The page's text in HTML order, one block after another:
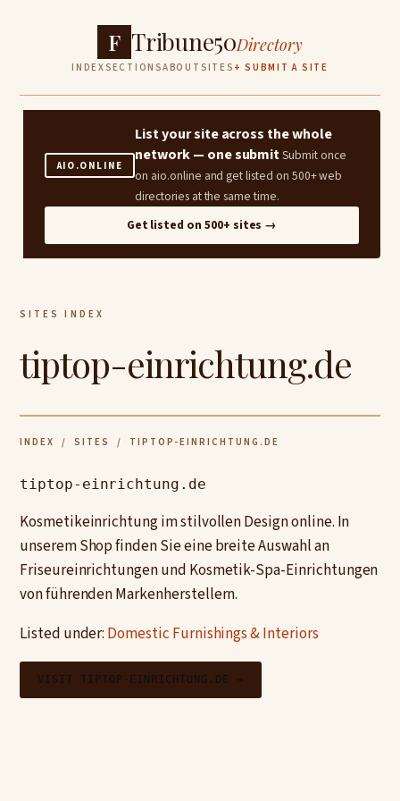
F Tribune50Directory
INDEXSECTIONSABOUT SITES + SUBMIT A SITE
AIO.ONLINE
List your site across the whole
network — one submitSubmit once
on aio.online and get listed on 500+ web
directories at the same time.
Get listed on 500+ sites →
SITES INDEX
tiptop-einrichtung.de
INDEX / SITES / TIPTOP-EINRICHTUNG.DE
tiptop-einrichtung.de
Kosmetikeinrichtung im stilvollen Design online. In
unserem Shop finden Sie eine breite Auswahl an
Friseureinrichtungen und Kosmetik-Spa-Einrichtungen
von führenden Markenherstellern.
Listed under: Domestic Furnishings & Interiors
VISIT TIPTOP-EINRICHTUNG.DE →